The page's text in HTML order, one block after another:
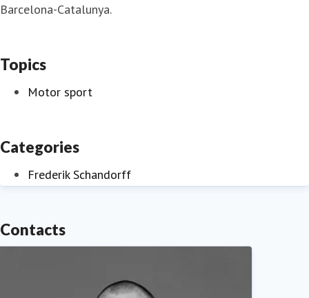
Barcelona-Catalunya.
Topics
Motor sport
Categories
Frederik Schandorff
Contacts